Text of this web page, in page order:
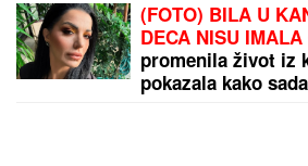
(FOTO) BILA U
DECA NISU IMALA
promenila život iz
pokazala kako